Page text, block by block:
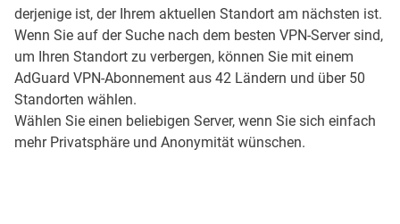
derjenige ist, der Ihrem aktuellen Standort am nächsten ist.
Wenn Sie auf der Suche nach dem besten VPN-Server sind,
um Ihren Standort zu verbergen, können Sie mit einem
AdGuard VPN-Abonnement aus 42 Ländern und über 50
Standorten wählen.
Wählen Sie einen beliebigen Server, wenn Sie sich einfach
mehr Privatsphäre und Anonymität wünschen.